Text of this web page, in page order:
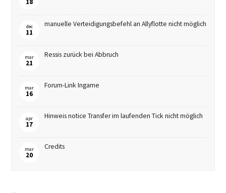
dec
11
manuelle Verteidigungsbefehl an Allyflotte nicht möglich
mar
21
Ressis zurück bei Abbruch
mar
16
Forum-Link Ingame
apr
17
Hinweis notice Transfer im laufenden Tick nicht möglich
mar
20
Credits